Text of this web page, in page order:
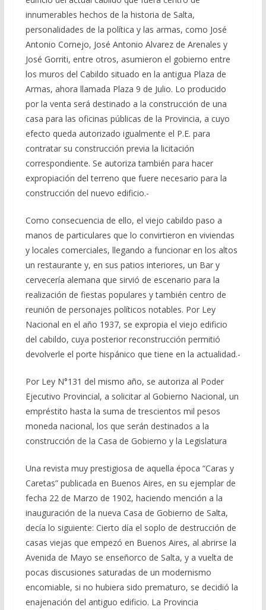
innumerables hechos de la historia de Salta,
personalidades de la política y las armas, como José
Antonio Cornejo, José Antonio Alvarez de Arenales y
José Gorriti, entre otros, asumieron el gobierno entre
los muros del Cabildo situado en la antigua Plaza de
Armas, ahora llamada Plaza 9 de Julio. Lo producido
por la venta será destinado a la construcción de una
casa para las oficinas públicas de la Provincia, a cuyo
efecto queda autorizado igualmente el P.E. para
contratar su construcción previa la licitación
correspondiente. Se autoriza también para hacer
expropiación del terreno que fuere necesario para la
construcción del nuevo edificio.-
Como consecuencia de ello, el viejo cabildo paso a
manos de particulares que lo convirtieron en viviendas
y locales comerciales, llegando a funcionar en los altos
un restaurante y, en sus patios interiores, un Bar y
cervecería alemana que sirvió de escenario para la
realización de fiestas populares y también centro de
reunión de personajes políticos notables. Por Ley
Nacional en el año 1937, se expropia el viejo edificio
del cabildo, cuya posterior reconstrucción permitió
devolverle el porte hispánico que tiene en la actualidad.-
Por Ley N°131 del mismo año, se autoriza al Poder
Ejecutivo Provincial, a solicitar al Gobierno Nacional, un
empréstito hasta la suma de trescientos mil pesos
moneda nacional, los que serán destinados a la
construcción de la Casa de Gobierno y la Legislatura
Una revista muy prestigiosa de aquella época “Caras y
Caretas” publicada en Buenos Aires, en su ejemplar de
fecha 22 de Marzo de 1902, haciendo mención a la
inauguración de la nueva Casa de Gobierno de Salta,
decía lo siguiente: Cierto día el soplo de destrucción de
casas viejas que empezó en Buenos Aires, al abrirse la
Avenida de Mayo se enseñorco de Salta, y a vuelta de
pocas discusiones saturadas de un modernismo
encomiable, si no hubiera sido prematuro, se decidió la
enajenación del antiguo edificio. La Provincia